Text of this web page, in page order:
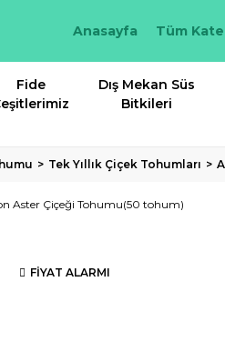
Anasayfa Tüm
Fide
Dış Mekan Süs
Bitkileri
Tek Yıllık Çiçek Tohumları
FİYAT ALARMI